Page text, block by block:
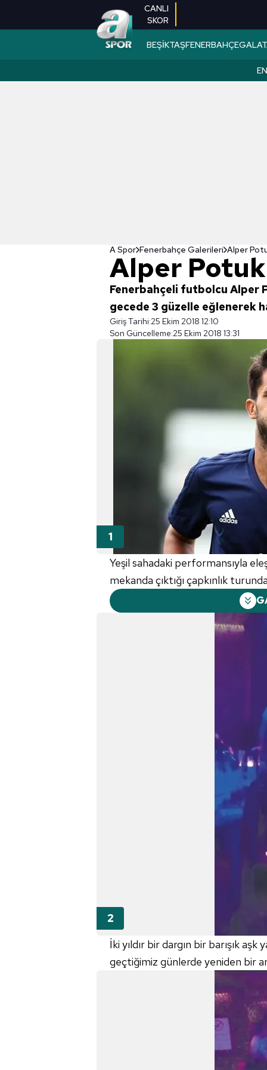
CANLI
SKOR
BEŞİKTAŞFENERBAHÇE
A Spor Fenerbahçe Galerileri Alper
Alper
Fenerbahçeli futbolcu Alper
gecede 3 güzelle eğlenerek
Giriş Tarihi:25 Ekim 2018 12:10
Son Güncelleme:25 Ekim 2018 13:31
Yeşil sahadaki performansıyla
mekanda çıktığı çapkınlık
İki yıldır bir dargın bir barışık
geçtiğimiz günlerde yeniden bir